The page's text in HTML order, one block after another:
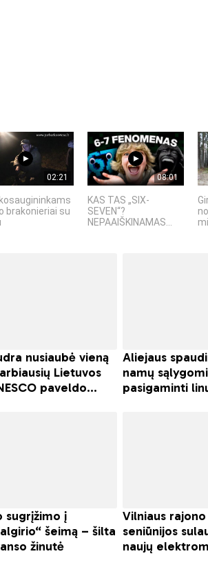
02:21
brakonieriai su
08:01
KAS TAS „SIX-
SEVEN“?
NEPAAIŠKINAMAS...